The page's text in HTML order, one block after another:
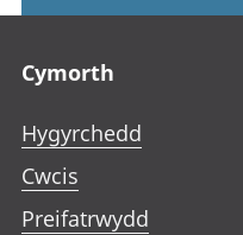
Cymorth
Hygyrchedd
Cwcis
Preifatrwydd